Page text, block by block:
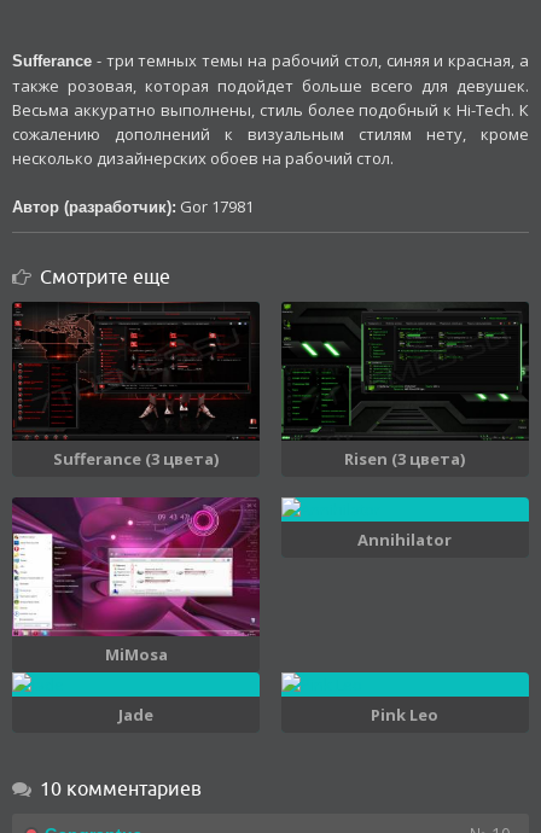
Sufferance - три темных темы на рабочий стол, синяя и красная, а
также розовая, которая подойдет больше всего для девушек.
Весьма аккуратно выполнены, стиль более подобный к Hi-Tech. К
сожалению дополнений к визуальным стилям нету, кроме
несколько дизайнерских обоев на рабочий стол.
Автор (разработчик): Gor 17981
Смотрите еще
Sufferance (3 цвета) Risen (3 цвета)
MiMosa
Annihilator
Jade Pink Leo
10 комментариев